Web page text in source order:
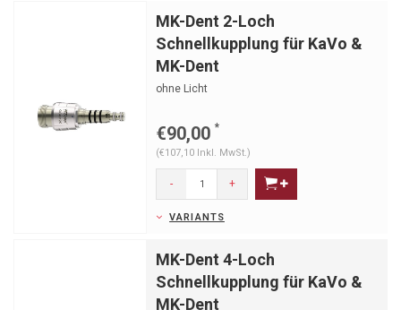
MK-Dent 2-Loch
Schnellkupplung für KaVo &
MK-Dent
ohne Licht
€90,00 *
(€107,10 Inkl. MwSt.)
- +
VARIANTS
MK-Dent 4-Loch
Schnellkupplung für KaVo &
MK-Dent